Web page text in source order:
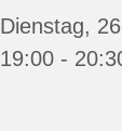
Dienstag,
19:00 -